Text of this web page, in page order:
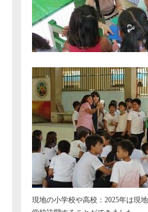
現地の小学校や高校：2025年は現